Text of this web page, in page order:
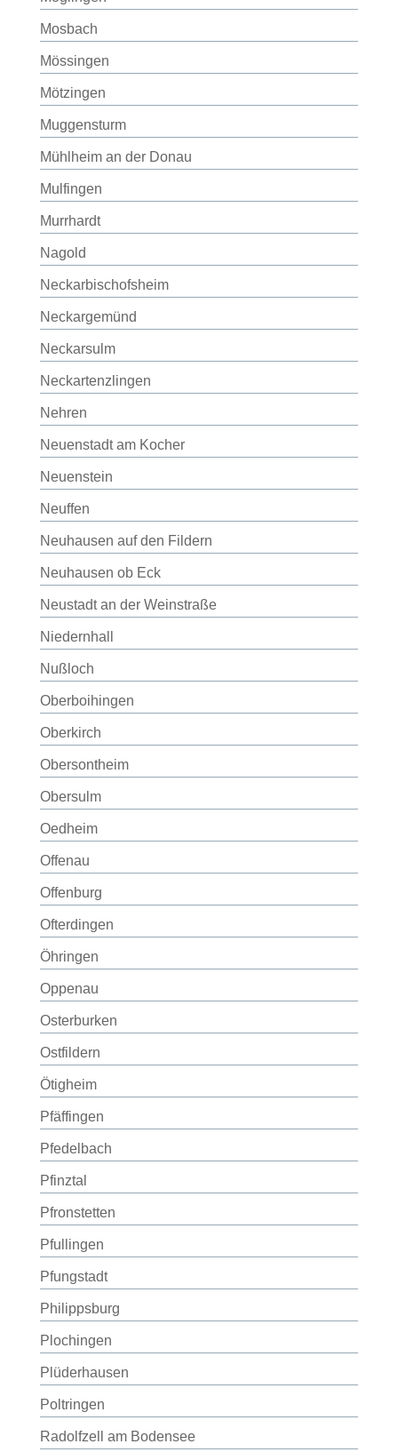
Mosbach
Mössingen
Mötzingen
Muggensturm
Mühlheim an der Donau
Mulfingen
Murrhardt
Nagold
Neckarbischofsheim
Neckargemünd
Neckarsulm
Neckartenzlingen
Nehren
Neuenstadt am Kocher
Neuenstein
Neuffen
Neuhausen auf den Fildern
Neuhausen ob Eck
Neustadt an der Weinstraße
Niedernhall
Nußloch
Oberboihingen
Oberkirch
Obersontheim
Obersulm
Oedheim
Offenau
Offenburg
Ofterdingen
Öhringen
Oppenau
Osterburken
Ostfildern
Ötigheim
Pfäffingen
Pfedelbach
Pfinztal
Pfronstetten
Pfullingen
Pfungstadt
Philippsburg
Plochingen
Plüderhausen
Poltringen
Radolfzell am Bodensee